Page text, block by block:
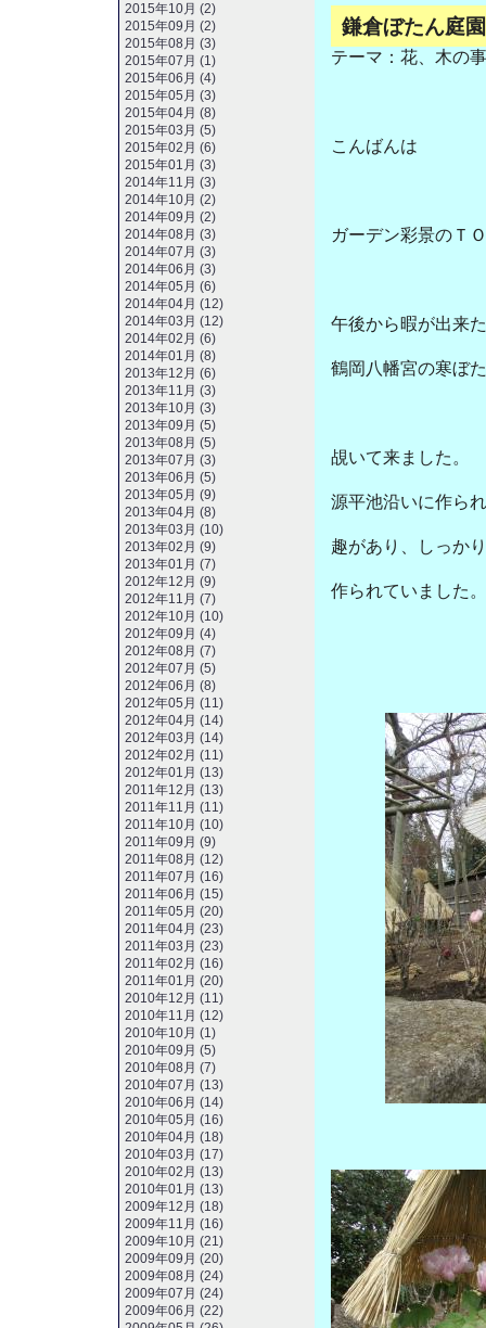
鎌倉ぼたん庭園
テーマ： 花、木の事
こんばんは
ガーデン彩景のＴ
午後から暇が出来
鶴岡八幡宮の寒ぼ
覘いて来ました。
源平池沿いに作ら
趣があり、しっか
作られていました。
2015年10月 (2)
2015年09月 (2)
2015年08月 (3)
2015年07月 (1)
2015年06月 (4)
2015年05月 (3)
2015年04月 (8)
2015年03月 (5)
2015年02月 (6)
2015年01月 (3)
2014年11月 (3)
2014年10月 (2)
2014年09月 (2)
2014年08月 (3)
2014年07月 (3)
2014年06月 (3)
2014年05月 (6)
2014年04月 (12)
2014年03月 (12)
2014年02月 (6)
2014年01月 (8)
2013年12月 (6)
2013年11月 (3)
2013年10月 (3)
2013年09月 (5)
2013年08月 (5)
2013年07月 (3)
2013年06月 (5)
2013年05月 (9)
2013年04月 (8)
2013年03月 (10)
2013年02月 (9)
2013年01月 (7)
2012年12月 (9)
2012年11月 (7)
2012年10月 (10)
2012年09月 (4)
2012年08月 (7)
2012年07月 (5)
2012年06月 (8)
2012年05月 (11)
2012年04月 (14)
2012年03月 (14)
2012年02月 (11)
2012年01月 (13)
2011年12月 (13)
2011年11月 (11)
2011年10月 (10)
2011年09月 (9)
2011年08月 (12)
2011年07月 (16)
2011年06月 (15)
2011年05月 (20)
2011年04月 (23)
2011年03月 (23)
2011年02月 (16)
2011年01月 (20)
2010年12月 (11)
2010年11月 (12)
2010年10月 (1)
2010年09月 (5)
2010年08月 (7)
2010年07月 (13)
2010年06月 (14)
2010年05月 (16)
2010年04月 (18)
2010年03月 (17)
2010年02月 (13)
2010年01月 (13)
2009年12月 (18)
2009年11月 (16)
2009年10月 (21)
2009年09月 (20)
2009年08月 (24)
2009年07月 (24)
2009年06月 (22)